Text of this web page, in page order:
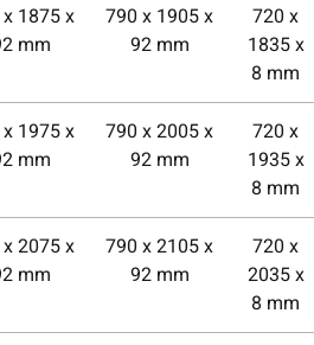
1875 x
mm
790 x 1905 x
92 mm
720 x
1835 x
8 mm
1975 x
mm
790 x 2005 x
92 mm
720 x
1935 x
8 mm
2075 x
mm
790 x 2105 x
92 mm
720 x
2035 x
8 mm